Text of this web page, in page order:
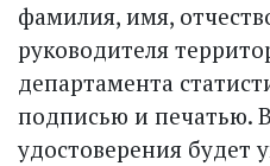
фамилия, имя,
руководителя
департамента
подписью и печатью.
удостоверения будет